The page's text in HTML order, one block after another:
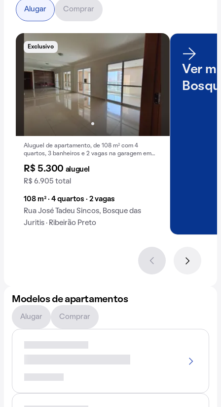
Exclusivo
Aluguel de apartamento, de 108 m² com 4
quartos, 3 banheiros e 2 vagas na garagem em
R$ 5.300 aluguel
R$ 6.905 total
108 m² · 4 quartos · 2 vagas
Rua José Tadeu Sincos, Bosque das
Juritis · Ribeirão Preto
Ver
Alugar Comprar
Modelos de apartamentos
Alugar Comprar